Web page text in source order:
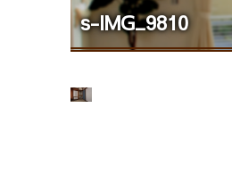
s-IMG_9810